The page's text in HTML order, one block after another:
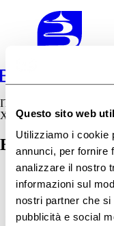
Questo sito web
Utilizziamo i cookie
annunci, per fornire
analizzare il nostro
informazioni sul
nostri partner che
pubblicità e social
IT
X
BiogenaSlimgo